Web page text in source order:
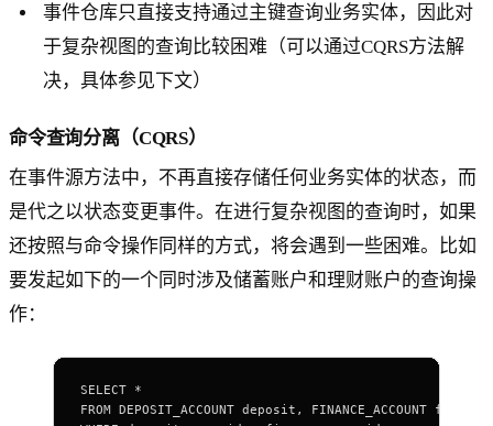
事件仓库只直接支持通过主键查询业务实体，因此对
于复杂视图的查询比较困难（可以通过CQRS方法解
决，具体参见下文）
命令查询分离（CQRS）
在事件源方法中，不再直接存储任何业务实体的状态，而
是代之以状态变更事件。在进行复杂视图的查询时，如果
还按照与命令操作同样的方式，将会遇到一些困难。比如
要发起如下的一个同时涉及储蓄账户和理财账户的查询操
作：
SELECT *
FROM DEPOSIT_ACCOUNT deposit, FINANCE_ACCOUNT finance